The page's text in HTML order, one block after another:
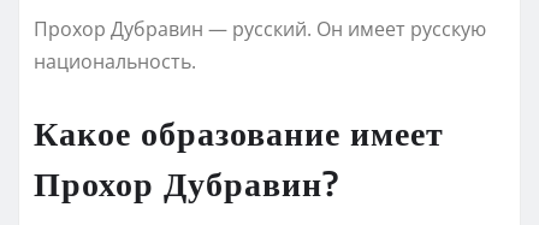
Прохор Дубравин — русский. Он имеет русскую
национальность.
Какое образование имеет
Прохор Дубравин?